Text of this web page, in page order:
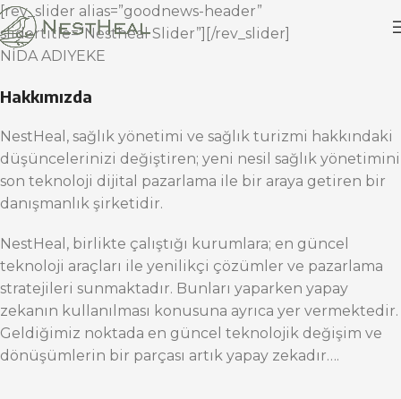
[rev_slider alias=”goodnews-header”
slidertitle=”Nestheal Slider”][/rev_slider]
NİDA ADIYEKE
Hakkımızda
NestHeal, sağlık yönetimi ve sağlık turizmi hakkındaki
düşüncelerinizi değiştiren; yeni nesil sağlık yönetimini
son teknoloji dijital pazarlama ile bir araya getiren bir
danışmanlık şirketidir.
NestHeal, birlikte çalıştığı kurumlara; en güncel
teknoloji araçları ile yenilikçi çözümler ve pazarlama
stratejileri sunmaktadır. Bunları yaparken yapay
zekanın kullanılması konusuna ayrıca yer vermektedir.
Geldiğimiz noktada en güncel teknolojik değişim ve
dönüşümlerin bir parçası artık yapay zekadır….